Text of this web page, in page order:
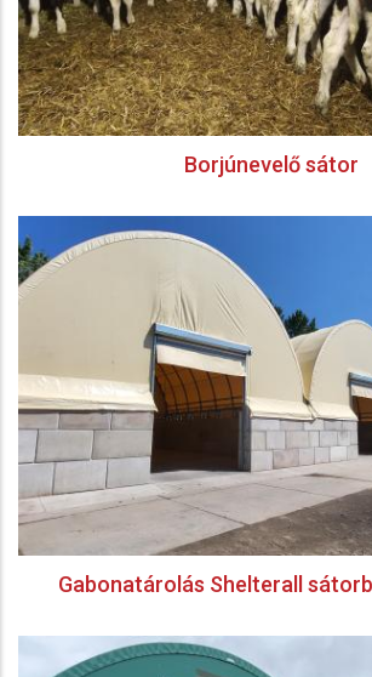
Borjúnevelő sátor
Gabonatárolás Shelterall